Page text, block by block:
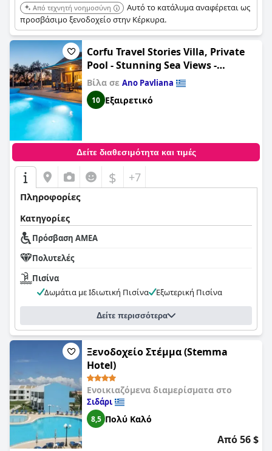
Από τεχνητή νοημοσύνη
Αυτό το κατάλυμα αναφέρεται ως
προσβάσιμο ξενοδοχείο στην Κέρκυρα.
Corfu Travel Stories Villa, Private
Pool - Stunning Sea Views -
Accessible - 4 Bedrooms
Βίλα σε Ano Pavliana
10 Εξαιρετικό
Δείτε διαθεσιμότητα και τιμές
$ +7
Πληροφορίες
Κατηγορίες
Πρόσβαση ΑΜΕΑ
Πολυτελές
Πισίνα
Δωμάτια με Ιδιωτική Πισίνα
Εξωτερική Πισίνα
Δείτε περισσότερα
Ξενοδοχείο Στέμμα (Stemma
Hotel)
Ενοικιαζόμενα διαμερίσματα στο
Σιδάρι
8,5 Πολύ Καλό
Από 56 $